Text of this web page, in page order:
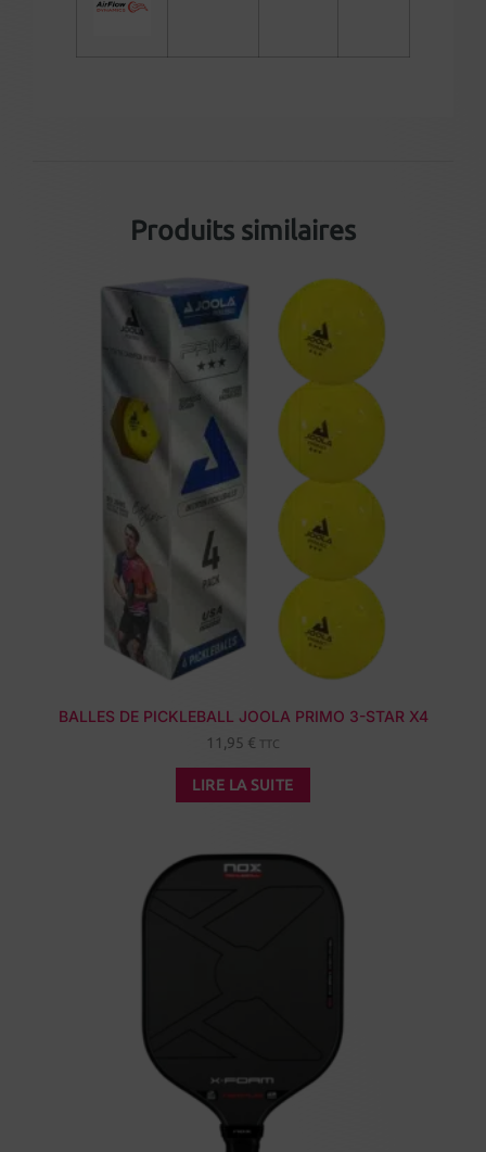
Produits similaires
BALLES DE PICKLEBALL JOOLA PRIMO 3-STAR X4
11,95 € TTC
LIRE LA SUITE